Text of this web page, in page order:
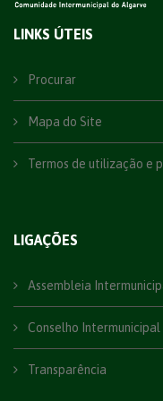
LINKS ÚTEIS
Procurar
Mapa do Site
Termos de utilização e
LIGAÇÕES
Assembleia
Conselho Intermunicipal
Transparência